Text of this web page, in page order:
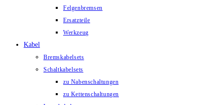
Felgenbremsen
Ersatzteile
Werkzeug
Kabel
Bremskabelsets
Schaltkabelsets
zu Nabenschaltungen
zu Kettenschaltungen